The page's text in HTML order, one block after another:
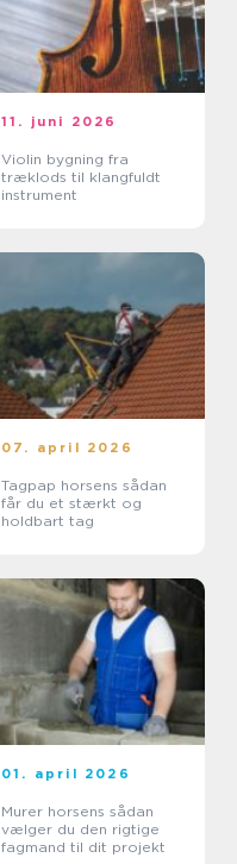
11. juni 2026
Violin bygning fra
træklods til klangfuldt
instrument
07. april 2026
Tagpap horsens sådan
får du et stærkt og
holdbart tag
01. april 2026
Murer horsens sådan
vælger du den rigtige
fagmand til dit projekt